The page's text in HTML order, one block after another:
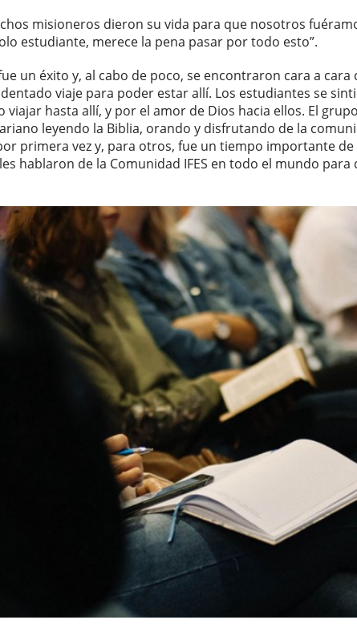
misioneros dieron su vida para que nosotros
estudiante, merece la pena pasar por todo esto”.
un éxito y, al cabo de poco, se encontraron cara a
viaje para poder estar allí. Los estudiantes se
viajar hasta allí, y por el amor de Dios hacia ellos. El
leyendo la Biblia, orando y disfrutando de la
primera vez y, para otros, fue un tiempo importante
hablaron de la Comunidad IFES en todo el mundo